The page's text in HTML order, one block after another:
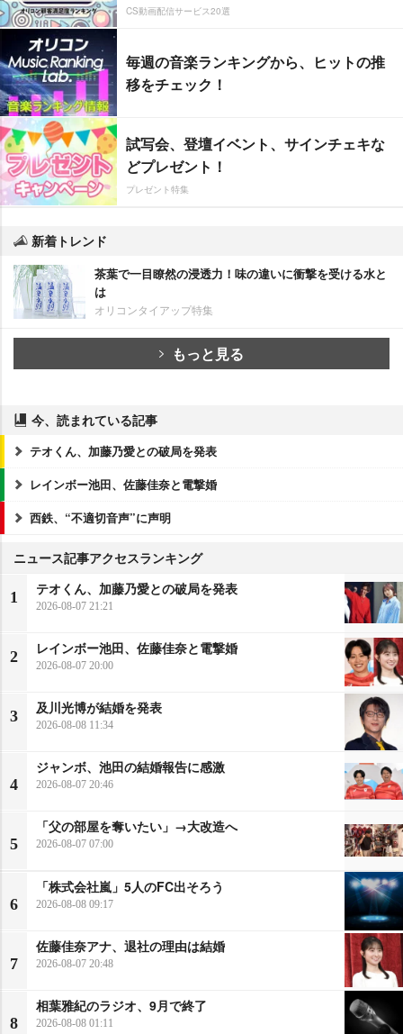
CS動画配信サービス20選
毎週の音楽ランキングから、ヒットの推
移をチェック！
試写会、登壇イベント、サインチェキな
どプレゼント！
プレゼント特集
新着トレンド
茶葉で一目瞭然の浸透力！味の違いに衝撃を受ける水と
は
オリコンタイアップ特集
もっと見る
今、読まれている記事
テオくん、加藤乃愛との破局を発表
レインボー池田、佐藤佳奈と電撃婚
西鉄、“不適切音声”に声明
ニュース記事アクセスランキング
1
テオくん、加藤乃愛との破局を発表
2026-08-07 21:21
2
レインボー池田、佐藤佳奈と電撃婚
2026-08-07 20:00
3
及川光博が結婚を発表
2026-08-08 11:34
4
ジャンボ、池田の結婚報告に感激
2026-08-07 20:46
5
「父の部屋を奪いたい」→大改造へ
2026-08-07 07:00
6
「株式会社嵐」5人のFC出そろう
2026-08-08 09:17
7
佐藤佳奈アナ、退社の理由は結婚
2026-08-07 20:48
8
相葉雅紀のラジオ、9月で終了
2026-08-08 01:11